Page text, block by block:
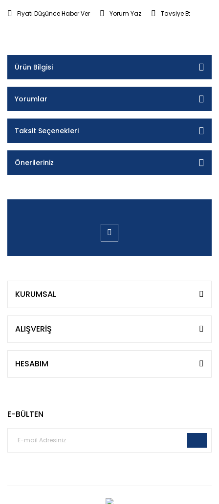
Fiyatı Düşünce Haber Ver Yorum Yaz Tavsiye Et
Ürün Bilgisi
Yorumlar
Taksit Seçenekleri
Önerileriniz
KURUMSAL
ALIŞVERİŞ
HESABIM
E-BÜLTEN